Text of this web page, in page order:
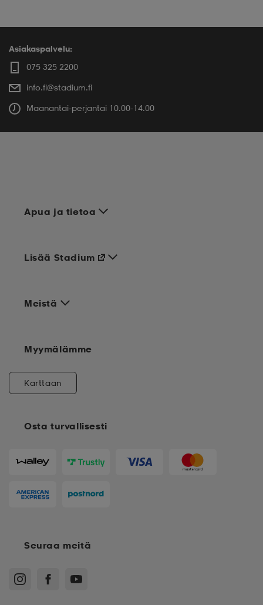
Asiakaspalvelu:
075 325 2200
info.fi@stadium.fi
Maanantai-perjantai 10.00-14.00
Apua ja tietoa
Meistä
Osta turvallisesti
Lisää Stadium
Myymälämme
Karttaan
Seuraa meitä